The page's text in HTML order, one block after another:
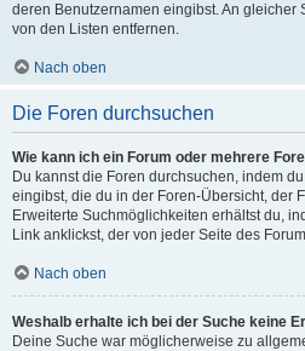
deren Benutzernamen eingibst. An gleicher
von den Listen entfernen.
Nach oben
Die Foren durchsuchen
Wie kann ich ein Forum oder mehrere
Du kannst die Foren durchsuchen, indem
eingibst, die du in der Foren-Übersicht, der
Erweiterte Suchmöglichkeiten erhältst du,
Link anklickst, der von jeder Seite des
Nach oben
Weshalb erhalte ich bei der Suche keine
Deine Suche war möglicherweise zu